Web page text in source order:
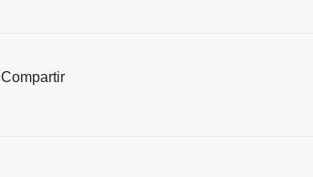
Compartir